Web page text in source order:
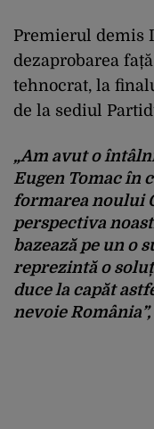
Premierul demis
dezaprobarea
tehnocrat, la
de la sediul
„Am avut o
Eugen Tomac în
formarea noului
perspectiva
bazează pe un o
reprezintă o
duce la capăt
nevoie